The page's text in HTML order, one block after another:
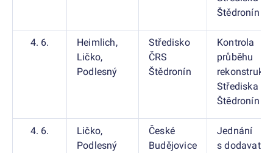
Štědronín
4. 6.
Heimlich,
Ličko,
Podlesný
Středisko
ČRS
Štědronín
Kontrola
průběhu
rekonstrukce
Střediska
Štědronín
4. 6.
Ličko,
Podlesný
České
Budějovice
Jednání
s